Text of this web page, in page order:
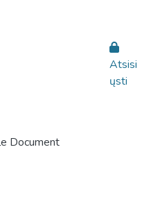
Document
Atsisi
ųsti